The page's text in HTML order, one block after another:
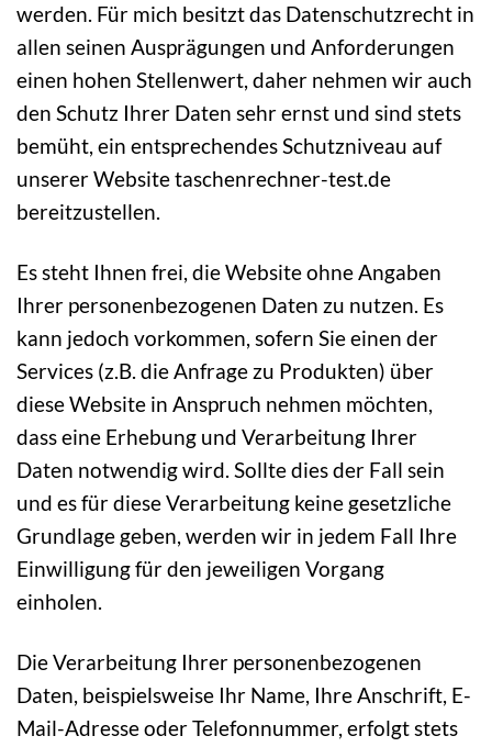
werden. Für mich besitzt das Datenschutzrecht in
allen seinen Ausprägungen und Anforderungen
einen hohen Stellenwert, daher nehmen wir auch
den Schutz Ihrer Daten sehr ernst und sind stets
bemüht, ein entsprechendes Schutzniveau auf
unserer Website taschenrechner-test.de
bereitzustellen.
Es steht Ihnen frei, die Website ohne Angaben
Ihrer personenbezogenen Daten zu nutzen. Es
kann jedoch vorkommen, sofern Sie einen der
Services (z.B. die Anfrage zu Produkten) über
diese Website in Anspruch nehmen möchten,
dass eine Erhebung und Verarbeitung Ihrer
Daten notwendig wird. Sollte dies der Fall sein
und es für diese Verarbeitung keine gesetzliche
Grundlage geben, werden wir in jedem Fall Ihre
Einwilligung für den jeweiligen Vorgang
einholen.
Die Verarbeitung Ihrer personenbezogenen
Daten, beispielsweise Ihr Name, Ihre Anschrift, E-
Mail-Adresse oder Telefonnummer, erfolgt stets